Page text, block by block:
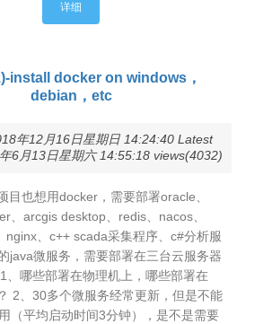
详细
install docker on windows，
debian，etc
年12月16日星期日 14:24:40 Latest
6月13日星期六 14:55:18 views(4032)
目也想用docker，需要部署oracle、
、arcgis desktop、redis、nacos、
nginx、c++ scada采集程序、c#分析服
java微服务，需要部署在三台云服务器
1、哪些部署在物理机上，哪些部署在
2、30多个微服务经常更新，但是不能
（平均启动时间3分钟），是不是需要